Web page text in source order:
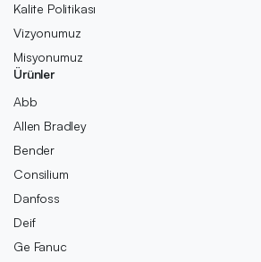
Kalite Politikası
Vizyonumuz
Misyonumuz
Ürünler
Abb
Allen Bradley
Bender
Consilium
Danfoss
Deif
Ge Fanuc